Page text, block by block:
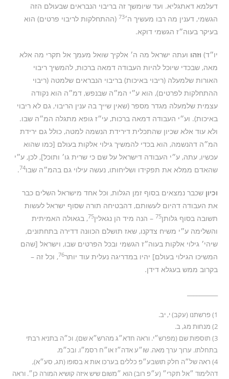
דעלמא דאתגליא. ועד שיומשך זה בריבוי הנבראים שבעולם הזה
הגשמי, דענין מה רבו מעשיך ה׳73 (ההתחלקות לריבוי פרטים) הוא
בעיקר בעוה״ז הגשמי דוקא.
יו״ד) וזהו ועתה ישראל מה ה׳ אלקיך שואל מעמך אל תקרי מה אלא
מאה, שבכדי שיוכל להיות העבודה דמאה ברכות, להמשיך ריבוי
האורות שלמעלה (ריבוי באיכות) בריבוי הנבראים שלמטה (ריבוי
ההתחלקות לפרטים), הוא ע״י המ״ה שבנפש, דמ״ה הוא נקודה
עצמית שלמעלה מגדר מספר (שאין שייך בה ענין הריבוי, גם לא ריבוי
באיכות). וע״י העבודה דמאה ברכות, עי״ז גופא מתגלה המ״ה שבו.
ולא עוד אלא שכיון שהתכלית דירידת הנשמה למטה, כולל גם ירידת
המ״ה דהנשמה, הוא בכדי להמשיך גילוי אלקות בעולם [כמו שהוא
עכשיו, עתה, ע״י העבודה דישראל על שם כי שרית גו׳ ותוכל], לכן, ע״י
שהאדם ממלא את תפקידו ושליחותו, נעשה עילוי גם בהמ״ה שבו74
.
וכיוןשכבר נמצאים בסוף זמן הגלות, וכל אחד מישראל השלים כבר
את העבודה דהיום לעשותם, דהבטיחה תורה שסוף ישראל לעשות
תשובה בסוף גלותן75 – הנה מיד הן נגאלין75, בגאולה האמיתית
והשלימה ע״י משיח צדקנו, שאז תושלם הכוונה דדירה בתחתונים,
שיהי׳ גילוי אלקות בעוה״ז הגשמי ובכל הפרטים שבו, וישראל [שהם
המשיכו הגילוי בעולם] יהיו במדריגה נעלית עוד יותר76, וכל זה –
בקרוב ממש בעגלא דידן.
1) פרשתנו (עקב) י, יב.
2) מנחות מג, ב.
3) תוספות שם (מפרש״י. וראה חדא״ג מהרש״א שם). וכ״ה בתניא רבתי
בתחלתו. ערוך ערך מאה. שו״ע אדה״ז או״ח רסמ״ו. ובכ״מ.
4) ראה של״ה חלק תושבע״פ כללים בערכו אות א בסופו (תג, סע״א),
דהלימוד ״אל תקרי״ (ע״פ רוב) הוא ״משום שיש איזה קושיא המורה כן״. וראה